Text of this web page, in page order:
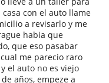
con el auto llame
a revisarlo y me
habia que
que eso pasabar
me parecio raro
el auto no es viejo
años, empeze a